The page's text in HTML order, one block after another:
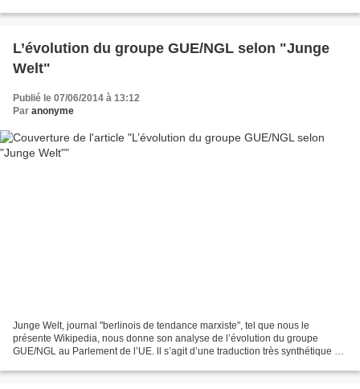
L’évolution du groupe GUE/NGL selon "Junge
Welt"
Publié le 07/06/2014 à 13:12
Par anonyme
Junge Welt, journal "berlinois de tendance marxiste", tel que nous le
présente Wikipedia, nous donne son analyse de l’évolution du groupe
GUE/NGL au Parlement de l’UE. ll s’agit d’une traduction très synthétique de